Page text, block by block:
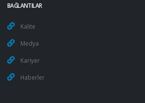
BAĞLANTILAR
Kalite
Medya
Kariyer
Haberler